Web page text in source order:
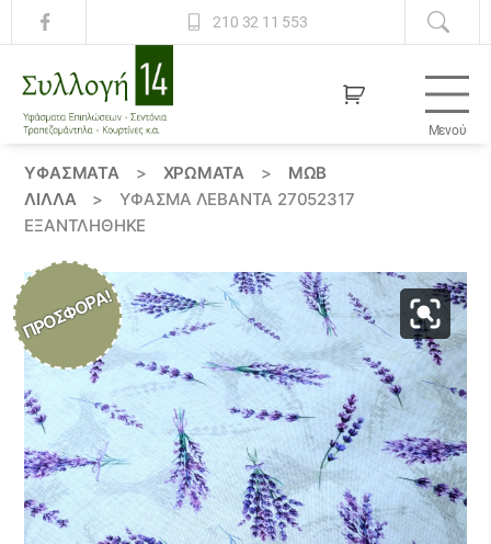
210 32 11 553
14
Μενού
ΥΦΆΣΜΑΤΑ > ΧΡΏΜΑΤΑ >
ΜΩΒ
ΛΙΛΛΆ
>
ΎΦΑΣΜΑ ΛΕΒΑΝΤΑ 27052317
ΕΞΑΝΤΛΗΘΗΚΕ
ΠΡΟΣΦΟΡΆ!